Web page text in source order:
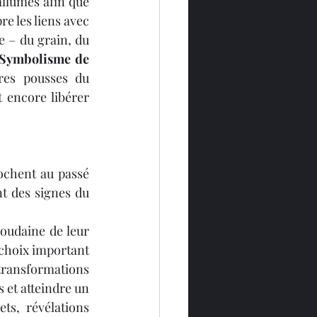
les liens avec
– du grain, du
de
pousses du
encore libérer
au passé
des signes du
de leur
important
et atteindre un
révélations